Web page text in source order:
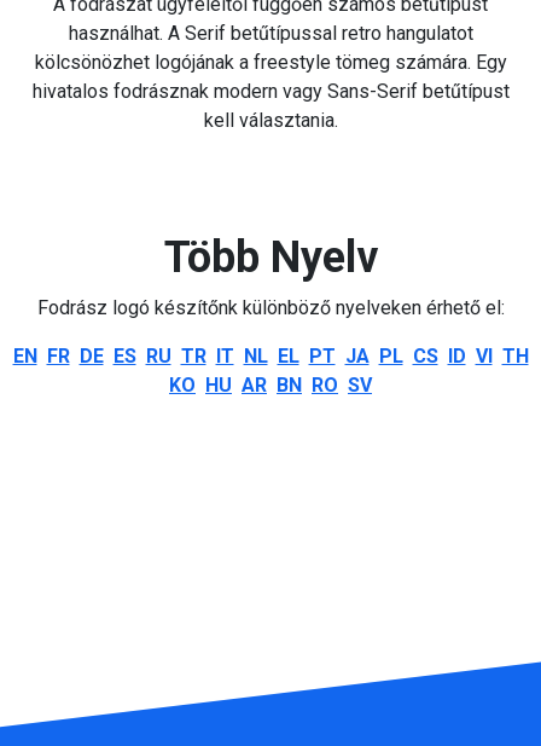
használhat. A Serif betűtípussal retro hangulatot
kölcsönözhet logójának a freestyle tömeg számára. Egy
hivatalos fodrásznak modern vagy Sans-Serif betűtípust
kell választania.
Több Nyelv
Fodrász logó készítőnk különböző nyelveken érhető el:
EN FR DE ES RU TR IT NL EL PT JA PL CS ID VI TH
KO HU AR BN RO SV